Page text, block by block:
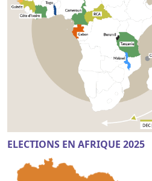
ELECTIONS EN AFRIQUE 2025